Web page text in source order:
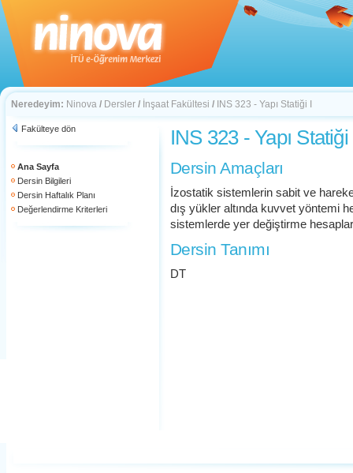
Neredeyim: Ninova / Dersler / İnşaat Fakültesi / INS 323 - Yapı Statiği I
Fakülteye dön
Ana Sayfa
Dersin Bilgileri
Dersin Haftalık Planı
Değerlendirme Kriterleri
INS 323 - Yapı Statiği
Dersin Amaçları
İzostatik sistemlerin sabit ve
dış yükler altında kuvvet yöntemi
sistemlerde yer değiştirme
Dersin Tanımı
DT